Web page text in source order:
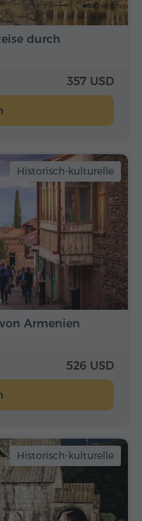
durch
357 USD
Historisch-kulturelle
Armenien
526 USD
Historisch-kulturelle